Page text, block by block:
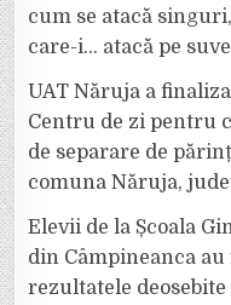
cum se atacă
care-i… atacă pe
UAT Năruja a
Centru de zi pentru
de separare de
comuna Năruja,
Elevii de la Școala
din Câmpineanca
rezultatele